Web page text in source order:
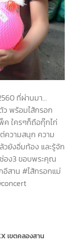
ที่ผ่านมา…
ว พร้อมไส้กรอก
ค ใครๆก็ถือกุ๊กไก่
ความสนุก ความ
ยังอิ่มท้อง และรู้จัก
อง3 ขอบพระคุณ
สาน #ไส้กรอกแม่
เขตคลองสาน